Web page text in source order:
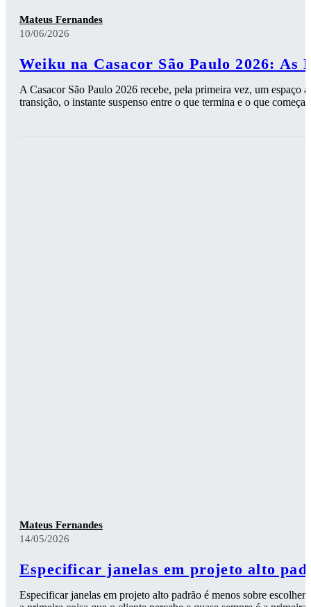
Mateus Fernandes
10/06/2026
Weiku na Casacor São Paulo 2026:
A Casacor São Paulo 2026 recebe, pela primeira vez, um espaço
transição, o instante suspenso entre o que termina e o que
Mateus Fernandes
14/05/2026
Especificar janelas em projeto alto
Especificar janelas em projeto alto padrão é menos sobre